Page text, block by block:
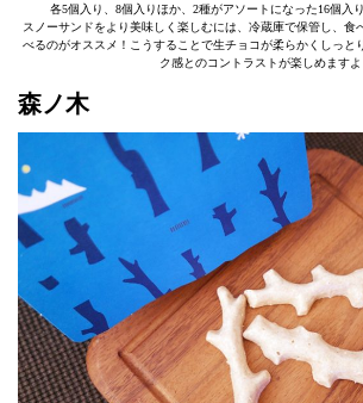
各5個入り、8個入りほか、2種がアソートになった16個入
スノーサンドをより美味しく楽しむには、冷蔵庫で保管し、食
べるのがオススメ！こうすることで生チョコが柔らかくしっと
ク感とのコントラストが楽しめますよ
森ノ木